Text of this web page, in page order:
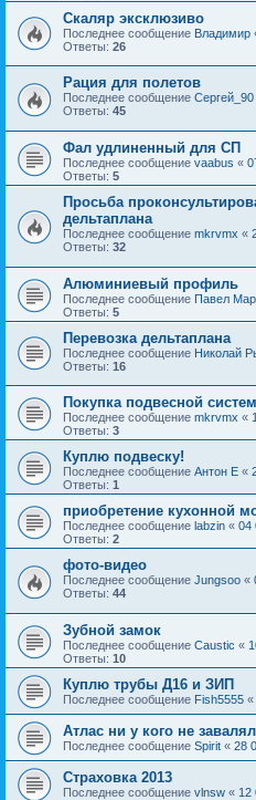
Скаляр эксклюзиво
Последнее сообщение Владимир
Ответы: 26
Рация для полетов
Последнее сообщение Сергей_90
Ответы: 45
Фал удлиненный для СП
Последнее сообщение vaabus «
Ответы: 5
Просьба
дельтаплана
Последнее сообщение mkrvmx «
Ответы: 32
Алюминиевый профиль
Последнее сообщение Павел
Ответы: 5
Перевозка дельтаплана
Последнее сообщение Николай
Ответы: 16
Покупка подвесной
Последнее сообщение mkrvmx «
Ответы: 3
Куплю подвеску!
Последнее сообщение Антон Е «
Ответы: 1
приобретение кухонной
Последнее сообщение labzin « 04
Ответы: 2
фото-видео
Последнее сообщение Jungsoo «
Ответы: 44
Зубной замок
Последнее сообщение Caustic «
Ответы: 10
Куплю трубы Д16 и ЗИП
Последнее сообщение Fish5555 «
Атлас ни у кого не
Последнее сообщение Spirit « 28
Страховка 2013
Последнее сообщение vlnsw « 12